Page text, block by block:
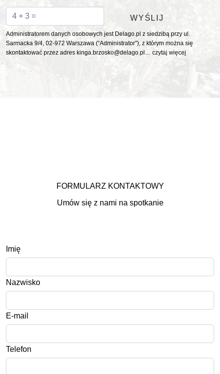
Administratorem danych osobowych jest Delago.pl z siedzibą przy ul.
Sarmacka 9/4, 02-972 Warszawa (“Administrator”), z którym można się
skontaktować przez adres kinga.brzosko@delago.pl… czytaj więcej
FORMULARZ KONTAKTOWY
Umów się z nami na spotkanie
Imię
Nazwisko
E-mail
Telefon